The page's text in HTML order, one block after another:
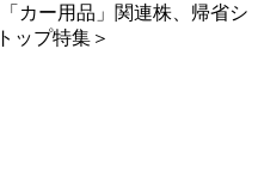
カー用品」関連株、帰省シ
ップ特集＞